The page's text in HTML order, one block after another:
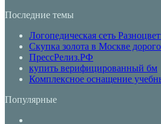
Последние темы
Логопедическая сеть
Скупка золота в Москве дорого
ПрессРелиз.РФ
купить верифицированный бм
Комплексное оснащение
Популярные